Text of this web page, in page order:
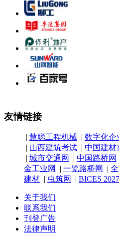
友情链接
| 慧聪工程机械 | 数字化企
| 山西建筑考试 | 中国建材
| 城市交通网 | 中国路桥网
金工业网
| 一览路桥网 |
建材 | 虫筑网 | BICES 2027
关于我们
联系我们
刊登广告
法律声明